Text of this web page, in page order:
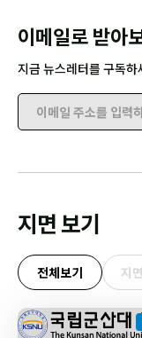
이메일로 받아
지금 뉴스레터를 구독하
이메일 주소를 입력
지면 보기
전체보기 지